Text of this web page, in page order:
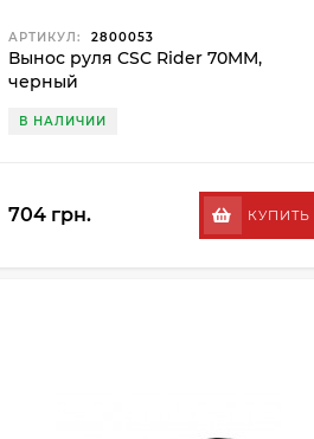
АРТИКУЛ: 2800053
Вынос руля CSC Rider 70MM,
черный
В НАЛИЧИИ
704 грн. КУПИТЬ